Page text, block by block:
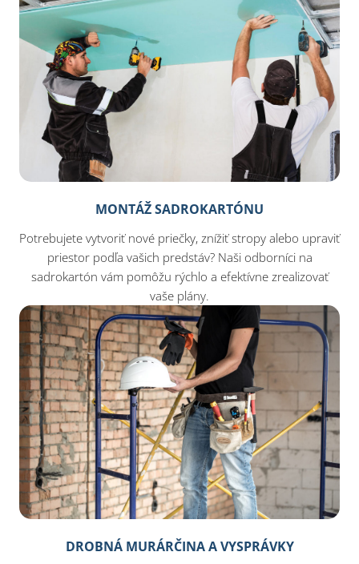
MONTÁŽ SADROKARTÓNU
Potrebujete vytvoriť nové priečky, znížiť stropy alebo upraviť
priestor podľa vašich predstáv? Naši odborníci na
sadrokartón vám pomôžu rýchlo a efektívne zrealizovať
vaše plány.
DROBNÁ MURÁRČINA A VYSPRÁVKY